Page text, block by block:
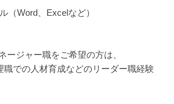
（Word、Excelなど）
ージャー職をご希望の方は、
職での人材育成などのリーダー職経験